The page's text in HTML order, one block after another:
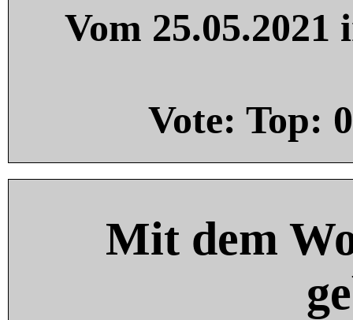
Vom
Vote: Top: 0
Mit dem